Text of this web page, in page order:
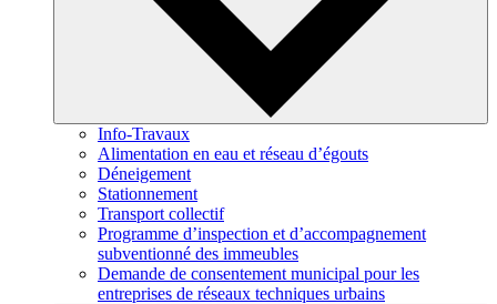
Info-Travaux
Alimentation en eau et réseau d’égouts
Déneigement
Stationnement
Transport collectif
Programme d’inspection et d’accompagnement
subventionné des immeubles
Demande de consentement municipal pour les
entreprises de réseaux techniques urbains